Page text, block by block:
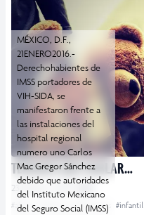
TENEMOS QUE HABLAR…
23 febrero, 2016
#abuso #bullying #denuncias #infantil
MÉXICO, D.F.,
21ENERO2016.-
Derechohabientes de
IMSS portadores de
VIH-SIDA, se
manifestaron frente a
las instalaciones del
hospital regional
numero uno Carlos
Mac Gregor Sánchez
debido que autoridades
del Instituto Mexicano
del Seguro Social (IMSS)